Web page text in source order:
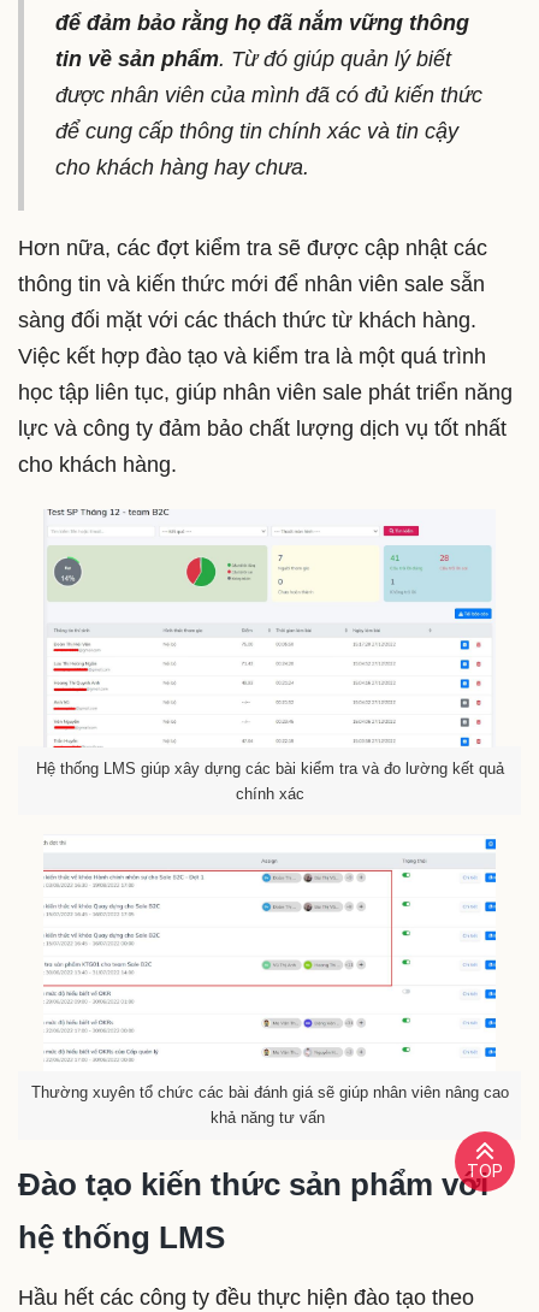
để đảm bảo rằng họ đã nắm vững thông
tin về sản phẩm. Từ đó giúp quản lý biết
được nhân viên của mình đã có đủ kiến thức
để cung cấp thông tin chính xác và tin cậy
cho khách hàng hay chưa.
Hơn nữa, các đợt kiểm tra sẽ được cập nhật các
thông tin và kiến thức mới để nhân viên sale sẵn
sàng đối mặt với các thách thức từ khách hàng.
Việc kết hợp đào tạo và kiểm tra là một quá trình
học tập liên tục, giúp nhân viên sale phát triển năng
lực và công ty đảm bảo chất lượng dịch vụ tốt nhất
cho khách hàng.
Hệ thống LMS giúp xây dựng các bài kiểm tra và đo lường kết quả
chính xác
Thường xuyên tổ chức các bài đánh giá sẽ giúp nhân viên nâng cao
khả năng tư vấn
Đào tạo kiến thức sản phẩm với
hệ thống LMS
Hầu hết các công ty đều thực hiện đào tạo theo
TOP